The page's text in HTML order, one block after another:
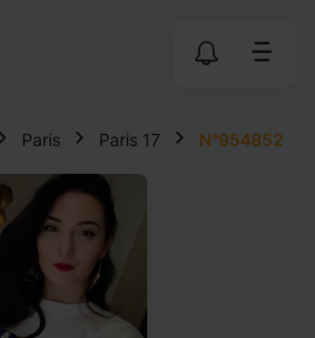
Paris Paris 17 N°954852